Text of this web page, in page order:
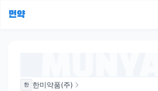
먼약
한 한미약품(주)